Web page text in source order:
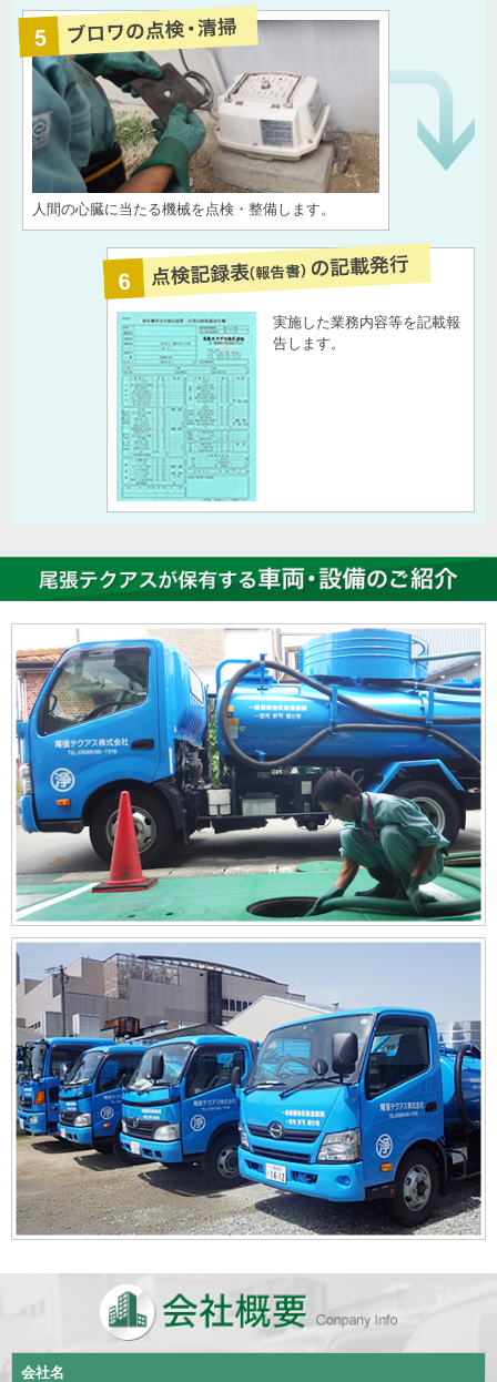
人間の心臓に当たる機械を点検・整備します。
実施した業務内容等を記載報
告します。
会社名